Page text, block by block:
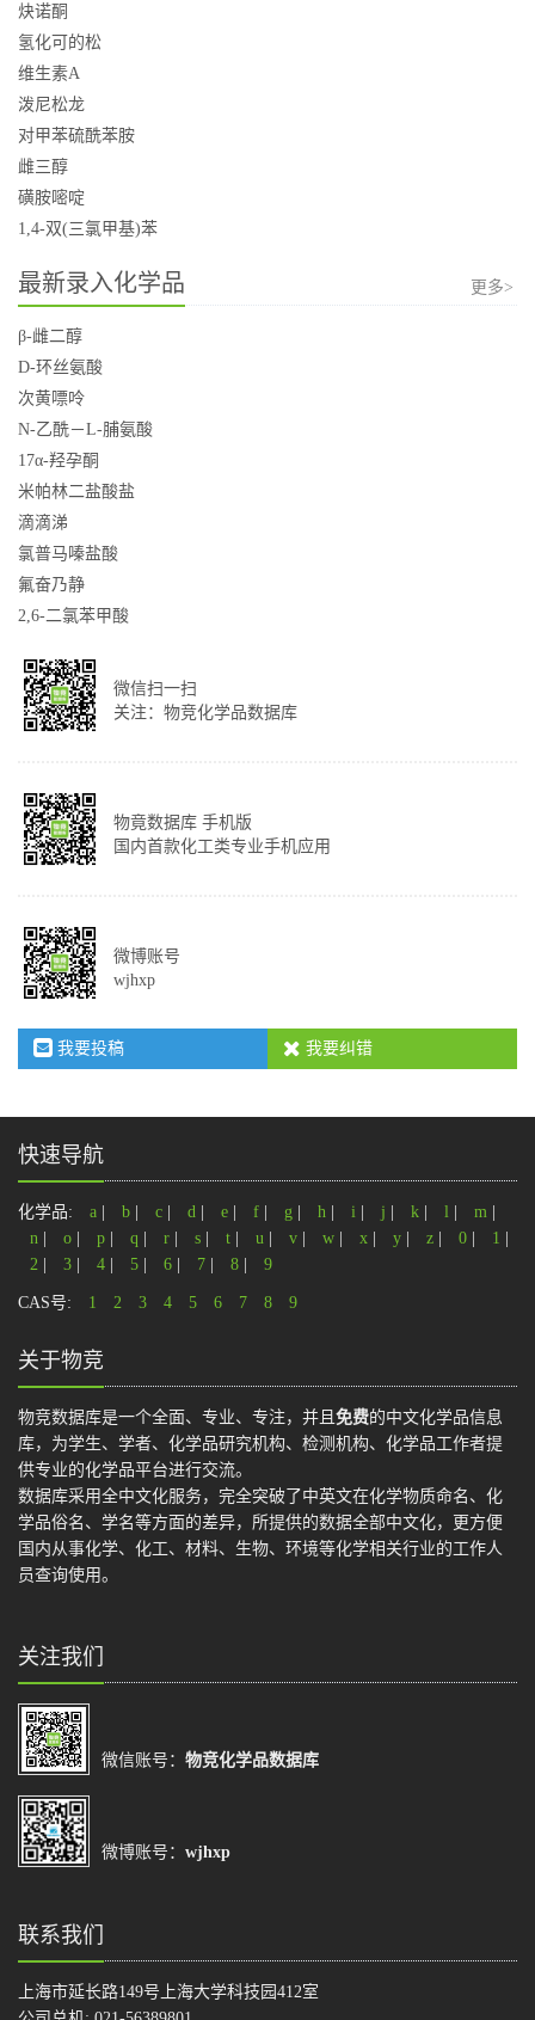
炔诺酮
氢化可的松
维生素A
泼尼松龙
对甲苯硫酰苯胺
雌三醇
磺胺嘧啶
1,4-双(三氯甲基)苯
最新录入化学品 更多>
β-雌二醇
D-环丝氨酸
次黄嘌呤
N-乙酰－L-脯氨酸
17α-羟孕酮
米帕林二盐酸盐
滴滴涕
氯普马嗪盐酸
氟奋乃静
2,6-二氯苯甲酸
微信扫一扫
关注：物竞化学品数据库
物竟数据库 手机版
国内首款化工类专业手机应用
微博账号
wjhxp
我要投稿 我要纠错
快速导航
化学品: a b c d e f g h i j k l m
n
o p q r s t u v w x y z 0 1
2
3 4 5 6 7 8 9
CAS号: 1 2 3 4 5 6 7 8 9
关于物竞
物竞数据库是一个全面、专业、专注，并且 免费的中文化学品信息
库，为学生、学者、化学品研究机构、检测机构、化学品工作者提
供专业的化学品平台进行交流。
数据库采用全中文化服务，完全突破了中英文在化学物质命名、化
学品俗名、学名等方面的差异，所提供的数据全部中文化，更方便
国内从事化学、化工、材料、生物、环境等化学相关行业的工作人
员查询使用。
关注我们
微信账号： 物竞化学品数据库
微博账号： wjhxp
联系我们
上海市延长路149号上海大学科技园412室